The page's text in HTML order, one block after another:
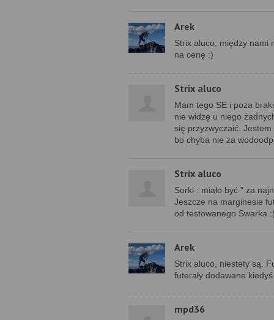
Arek
Strix aluco, między nami
na cenę :)
Strix aluco
Mam tego SE i poza
nie widzę u niego
się przyzwyczaić.
bo chyba nie za
Strix aluco
Sorki : miało być " za
Jeszcze na marginesie
od testowanego Swarka
Arek
Strix aluco, niestety są.
futerały dodawane
mpd36